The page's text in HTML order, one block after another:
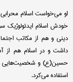
او می‌خواست اسلام محرابی
خودش اسلام ایدئولوژیک
دینی و هم از مکاتب
داشت و در اسلام هم از
حسین(ع) و شخصیت‌هایی
استفاده می‌کرد.